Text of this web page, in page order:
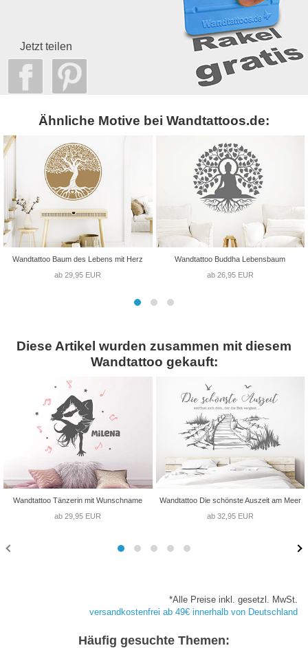
Jetzt teilen
Ähnliche Motive bei Wandtattoos.de:
Wandtattoo Baum des Lebens mit Herz
ab 29,95 EUR
Wandtattoo Buddha Lebensbaum
ab 26,95 EUR
Diese Artikel wurden zusammen mit diesem
Wandtattoo gekauft:
Wandtattoo Tänzerin mit Wunschname
ab 29,95 EUR
Wandtattoo Die schönste Auszeit am Meer
ab 32,95 EUR
*Alle Preise inkl. gesetzl. MwSt.
versandkostenfrei ab 49€ innerhalb von Deutschland
Häufig gesuchte Themen: